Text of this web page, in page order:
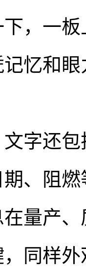
，一
忆和
字还
、阻
量产
同样